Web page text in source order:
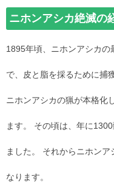
ニホンアシカ絶滅の
1895年頃、ニホンアシカ
で、皮と脂を採るために捕
ニホンアシカの猟が本格化
ます。 その頃は、年に
ました。 それからニホン
なります。